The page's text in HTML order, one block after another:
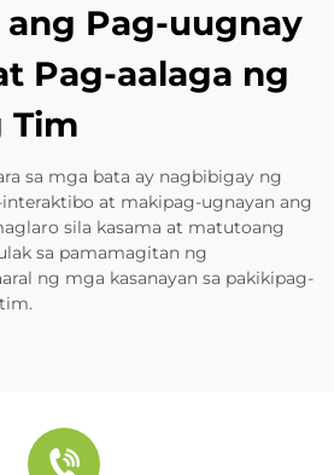
ang Pag-uugnay
Pag-aalaga ng
Tim
sa mga bata ay nagbibigay ng
at makipag-ugnayan ang
sila kasama at matutoang
sa pamamagitan ng
ng mga kasanayan sa pakikipag-